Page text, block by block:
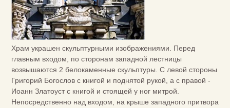
Храм украшен скульптурными изображениями. Перед
главным входом, по сторонам западной лестницы
возвышаются 2 белокаменные скульптуры. С левой стороны
Григорий Богослов с книгой и поднятой рукой, а с правой -
Иоанн Златоуст с книгой и стоящей у ног митрой.
Непосредственно над входом, на крыше западного притвора